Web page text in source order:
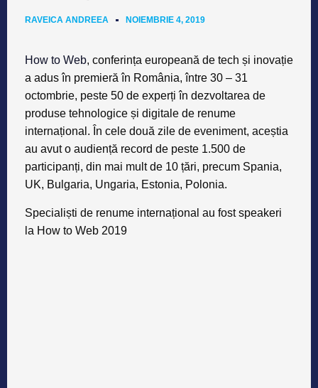
RAVEICA ANDREEA NOIEMBRIE 4, 2019
How to Web, conferința europeană de tech și inovație
a adus în premieră în România, între 30 – 31
octombrie, peste 50 de experți în dezvoltarea de
produse tehnologice și digitale de renume
internațional. În cele două zile de eveniment, aceștia
au avut o audiență record de peste 1.500 de
participanți, din mai mult de 10 țări, precum Spania,
UK, Bulgaria, Ungaria, Estonia, Polonia.
Specialiști de renume internațional au fost speakeri
la How to Web 2019